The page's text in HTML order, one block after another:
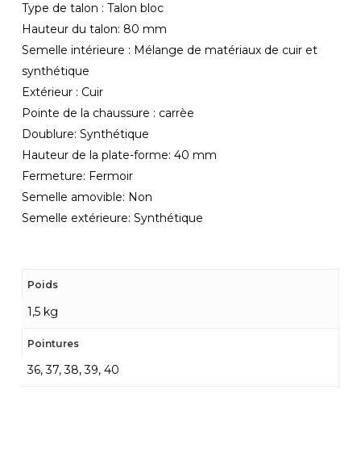
Type de talon : Talon bloc
Hauteur du talon: 80 mm
Semelle intérieure : Mélange de matériaux de cuir et
synthétique
Extérieur : Cuir
Pointe de la chaussure : carrèe
Doublure: Synthétique
Hauteur de la plate-forme: 40 mm
Fermeture: Fermoir
Semelle amovible: Non
Semelle extérieure: Synthétique
Poids
1,5 kg
Pointures
36, 37, 38, 39, 40